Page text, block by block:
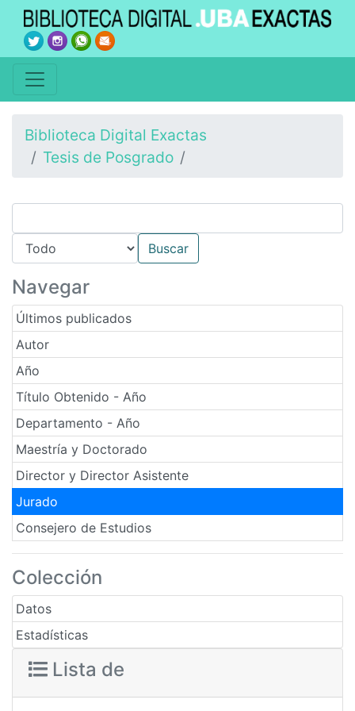
Biblioteca Digital Exactas
Tesis de Posgrado
Navegar
Últimos publicados
Autor
Año
Título Obtenido - Año
Departamento - Año
Maestría y Doctorado
Director y Director Asistente
Jurado
Consejero de Estudios
Colección
Datos
Estadísticas
Lista de